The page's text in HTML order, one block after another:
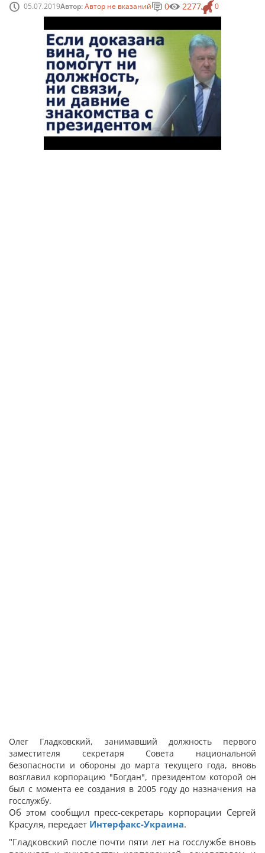
05.07.2019Автор:Автор не вказаний 0
0 2277
Олег Гладковский, занимавший должность первого
заместителя секретаря Совета национальной
безопасности и обороны до марта текущего года, вновь
возглавил корпорацию "Богдан", президентом которой он
был с момента ее создания в 2005 году до назначения на
госслужбу.
Об этом сообщил пресс-секретарь корпорации Сергей
Красуля, передает Интерфакс-Украина.
"Гладковский после почти пяти лет на госслужбе вновь